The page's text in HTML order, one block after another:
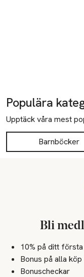
Populära
Upptäck våra mest
Barnböcker
Bli
10% på ditt
Bonus på alla köp
Bonuscheckar